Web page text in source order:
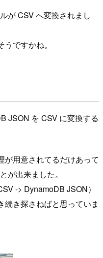
が CSV へ変換されまし
ですかね。
JSON を CSV に変換する
が用意されてるだけあって
が出来ました。
-> DynamoDB JSON）
続き探さねばと思っていま